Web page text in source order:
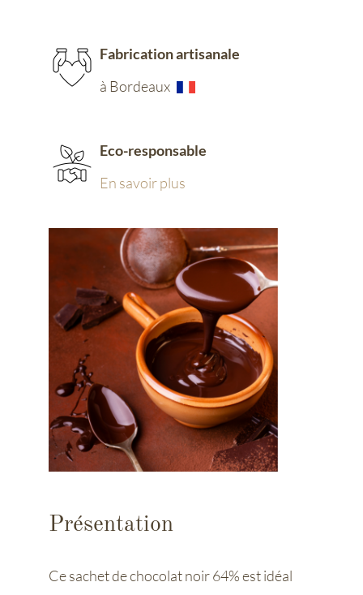
Fabrication artisanale
à Bordeaux
Eco-responsable
En savoir plus
Présentation
Ce sachet de chocolat noir 64% est idéal